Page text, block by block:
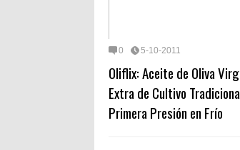
0 5-10-2011
Oliflix: Aceite de Oliva
Extra de Cultivo
Primera Presión en Frío